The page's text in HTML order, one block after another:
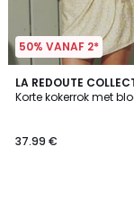
25.49
50% VANAF 2*
LA REDOUTE
Korte kokerrok met
37.99 €